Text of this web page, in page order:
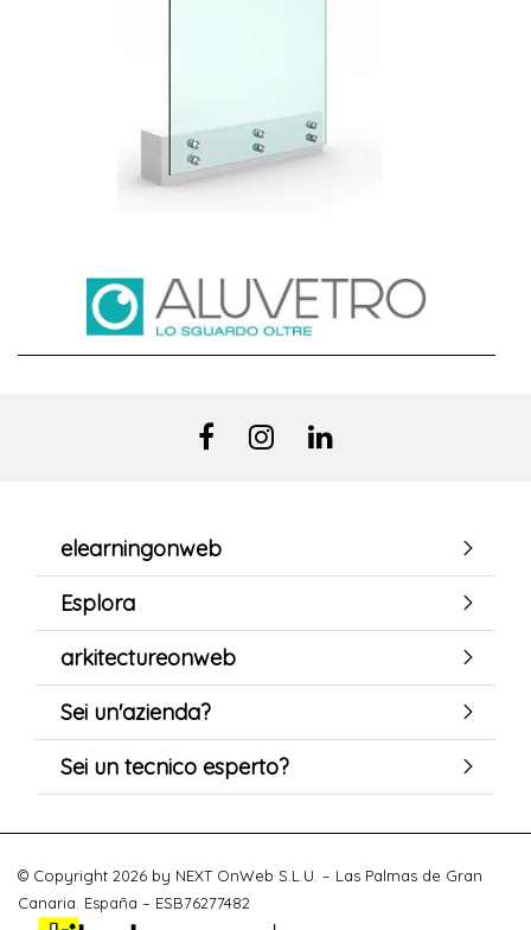
elearningonweb
Esplora
arkitectureonweb
Sei un'azienda?
Sei un tecnico esperto?
© Copyright 2026 by NEXT OnWeb S.L.U. – Las Palmas de Gran
Canaria. España – ESB76277482